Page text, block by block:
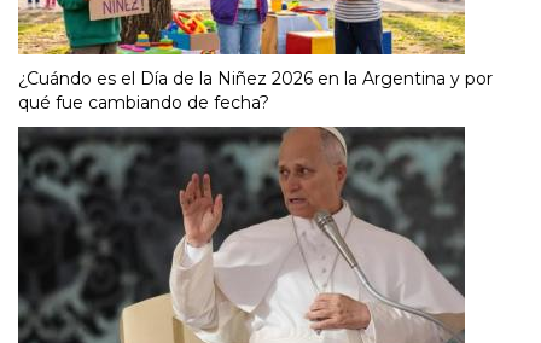
¿Cuándo es el Día de la Niñez 2026 en la Argentina y por
qué fue cambiando de fecha?